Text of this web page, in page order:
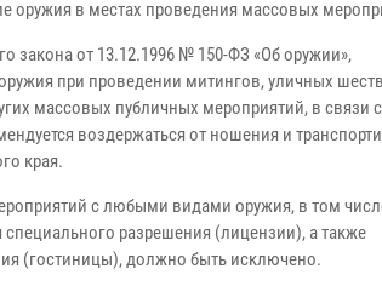
оружия в местах проведения массовых
закона от 13.12.1996 № 150-ФЗ «Об оружии»,
при проведении митингов, уличных
массовых публичных мероприятий, в связи
воздержаться от ношения и
края.
с любыми видами оружия, в том
специального разрешения (лицензии), а также
(гостиницы), должно быть исключено.